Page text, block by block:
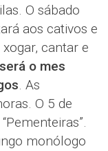
O sábado
aos cativos e
cantar e
o mes
. As
O 5 de
monólogo